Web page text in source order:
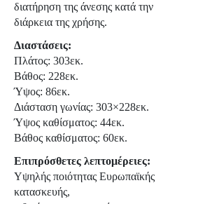
διατήρηση της άνεσης κατά την
διάρκεια της χρήσης.
Διαστάσεις:
Πλάτος: 303εκ.
Βάθος: 228εκ.
Ύψος: 86εκ.
Διάσταση γωνίας: 303×228εκ.
Ύψος καθίσματος: 44εκ.
Βάθος καθίσματος: 60εκ.
Επιπρόσθετες λεπτομέρειες:
Υψηλής ποιότητας Ευρωπαϊκής
κατασκευής,